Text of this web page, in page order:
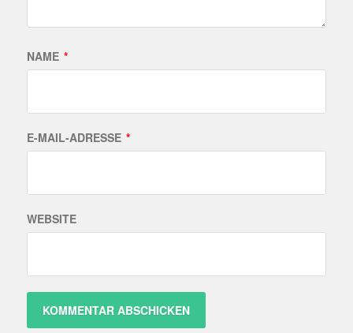
NAME *
E-MAIL-ADRESSE *
WEBSITE